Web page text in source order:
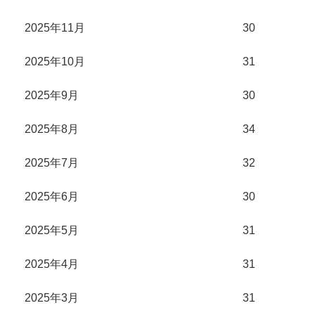
2025年11月 30
2025年10月 31
2025年9月 30
2025年8月 34
2025年7月 32
2025年6月 30
2025年5月 31
2025年4月 31
2025年3月 31